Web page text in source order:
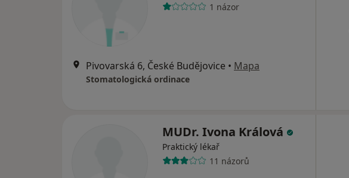
1 názor
Pivovarská 6, České Budějovice • Mapa
Stomatologická ordinace
MUDr. Ivona Králová
Praktický lékař
11 názorů